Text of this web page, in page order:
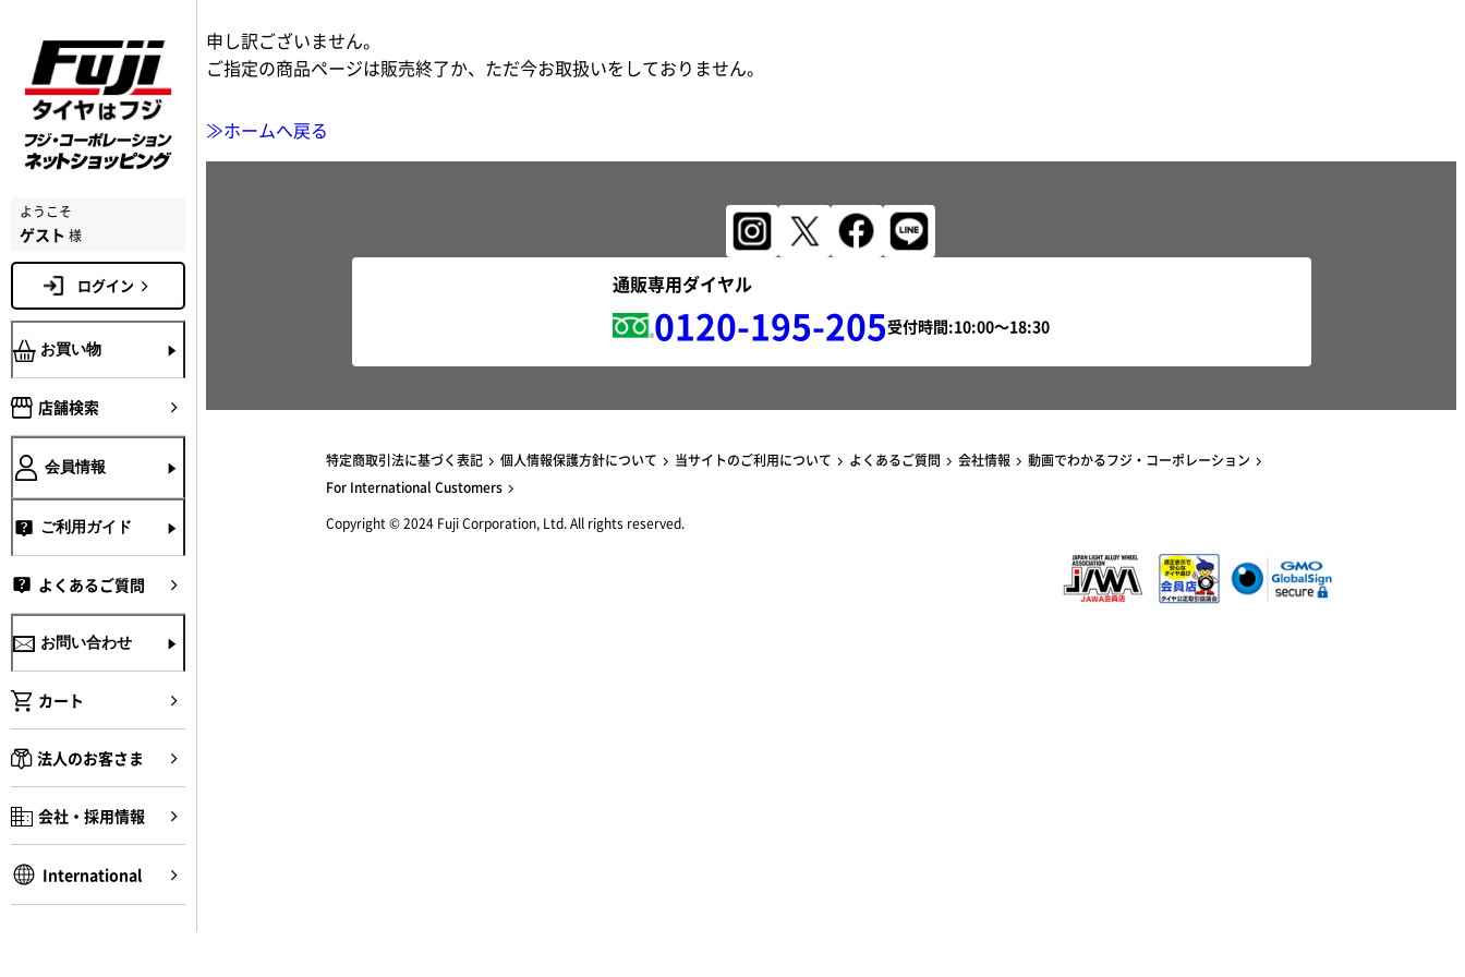
ようこそ
ゲスト 様
ログイン
お買い物
店舗検索
会員情報
ご利用ガイド
よくあるご質問
お問い合わせ
カート
法人のお客さま
会社・採用情報
International
申し訳ございません。
ご指定の商品ページは販売終了か、ただ今お取扱いをしておりません。
≫ホームへ戻る
通販専用ダイヤル
0120-195-205受付時間:
特定商取引法に基づく表記 個人情報保護方針について 当サイトのご利用について よくあるご質問 会社情報
動画でわかるフジ・コーポレーション
For International Customers
Copyright © 2024 Fuji Corporation, Ltd. All rights reserved.